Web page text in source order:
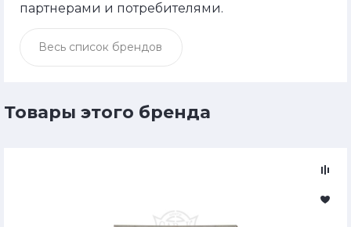
партнерами и потребителями.
Весь список брендов
Товары этого бренда